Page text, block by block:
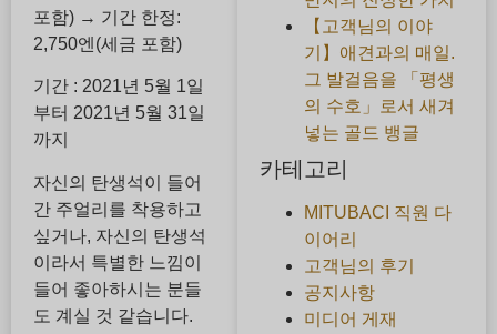
포함) → 기간 한정:
2,750엔(세금 포함)
기간 : 2021년 5월 1일
부터 2021년 5월 31일
까지
자신의 탄생석이 들어
간 주얼리를 착용하고
싶거나, 자신의 탄생석
이라서 특별한 느낌이
들어 좋아하시는 분들
도 계실 것 같습니다.
【고객님의 이야
기】애견과의 매일.
그 발걸음을 「평생
의 수호」로서 새겨
넣는 골드 뱅글
카테고리
MITUBACI 직원 다
이어리
고객님의 후기
공지사항
미디어 게재